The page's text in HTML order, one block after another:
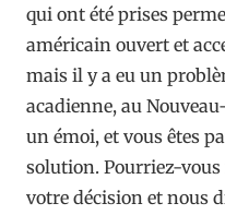
qui ont été prises
américain ouvert et
mais il y a eu un
acadienne, au
un émoi, et vous êtes
solution. Pourriez-vous
votre décision et nous